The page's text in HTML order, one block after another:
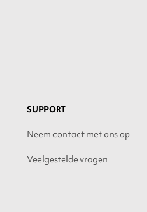
SUPPORT
Neem contact met ons op
Veelgestelde vragen